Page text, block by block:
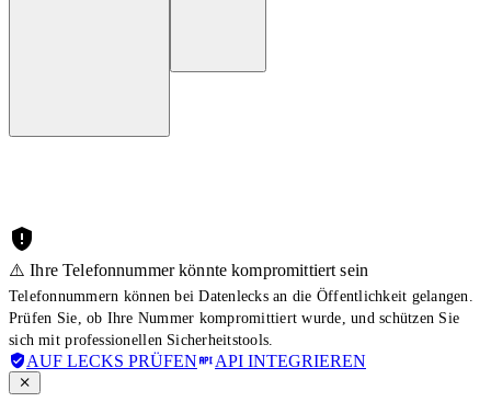
⚠️ Ihre Telefonnummer könnte kompromittiert sein
Telefonnummern können bei Datenlecks an die Öffentlichkeit gelangen.
Prüfen Sie, ob Ihre Nummer kompromittiert wurde, und schützen Sie
sich mit professionellen Sicherheitstools.
AUF LECKS PRÜFEN API INTEGRIEREN